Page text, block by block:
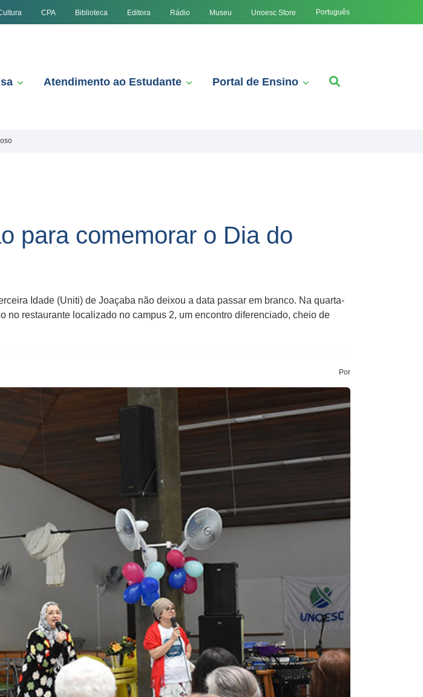
CPA Biblioteca Editora Rádio Museu Unoesc Store Português
Atendimento ao Estudante Portal de Ensino
para comemorar o Dia do
Idade (Uniti) de Joaçaba não deixou a data passar em branco. Na quarta-
restaurante localizado no campus 2, um encontro diferenciado, cheio de
Por